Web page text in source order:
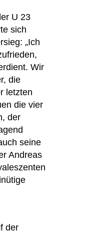
U 23
sich
„Ich
Wir
die
letzten
die vier
der
seine
Andreas
der